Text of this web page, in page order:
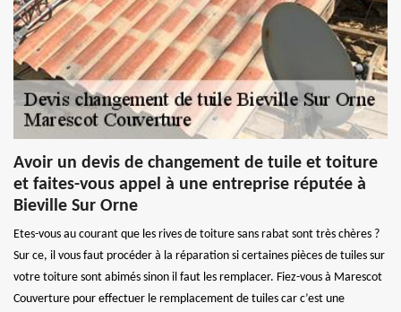
Avoir un devis de changement de tuile et toiture
et faites-vous appel à une entreprise réputée à
Bieville Sur Orne
Etes-vous au courant que les rives de toiture sans rabat sont très chères ?
Sur ce, il vous faut procéder à la réparation si certaines pièces de tuiles sur
votre toiture sont abimés sinon il faut les remplacer. Fiez-vous à Marescot
Couverture pour effectuer le remplacement de tuiles car c’est une